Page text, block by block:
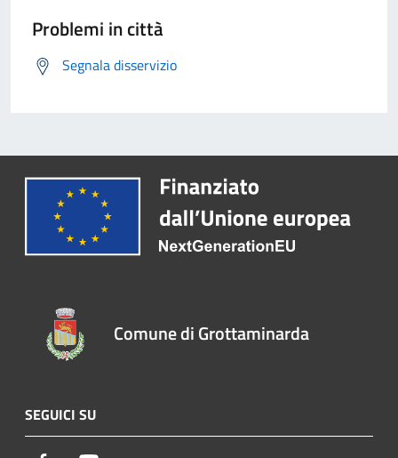
Problemi in città
Segnala disservizio
Comune di Grottaminarda
SEGUICI SU